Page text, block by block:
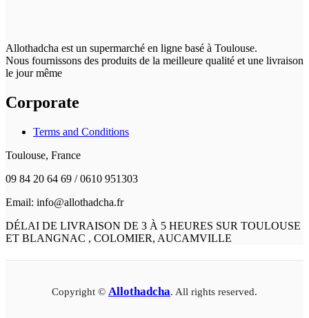
Allothadcha est un supermarché en ligne basé à Toulouse.
Nous fournissons des produits de la meilleure qualité et une livraison
le jour même
Corporate
Terms and Conditions
Toulouse, France
09 84 20 64 69 / 0610 951303
Email: info@allothadcha.fr
DÉLAI DE LIVRAISON DE 3 À 5 HEURES SUR TOULOUSE
ET BLANGNAC , COLOMIER, AUCAMVILLE
Copyright © Allothadcha. All rights reserved.